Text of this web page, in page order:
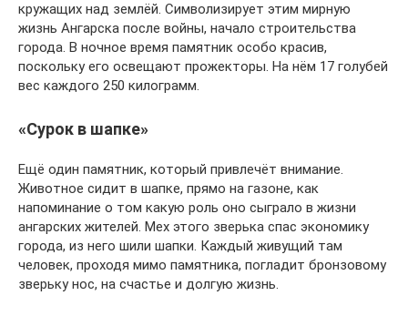
кружащих над землёй. Символизирует этим мирную
жизнь Ангарска после войны, начало строительства
города. В ночное время памятник особо красив,
поскольку его освещают прожекторы. На нём 17 голубей
вес каждого 250 килограмм.
«Сурок в шапке»
Ещё один памятник, который привлечёт внимание.
Животное сидит в шапке, прямо на газоне, как
напоминание о том какую роль оно сыграло в жизни
ангарских жителей. Мех этого зверька спас экономику
города, из него шили шапки. Каждый живущий там
человек, проходя мимо памятника, погладит бронзовому
зверьку нос, на счастье и долгую жизнь.